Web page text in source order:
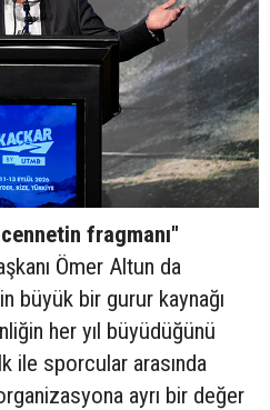
fragmanı"
Ömer Altun da
büyük bir gurur kaynağı
her yıl büyüdüğünü
ile sporcular arasında
ayrı bir değer